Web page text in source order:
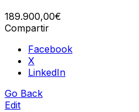
189.900,00€
Compartir
Facebook
X
LinkedIn
Go Back
Edit